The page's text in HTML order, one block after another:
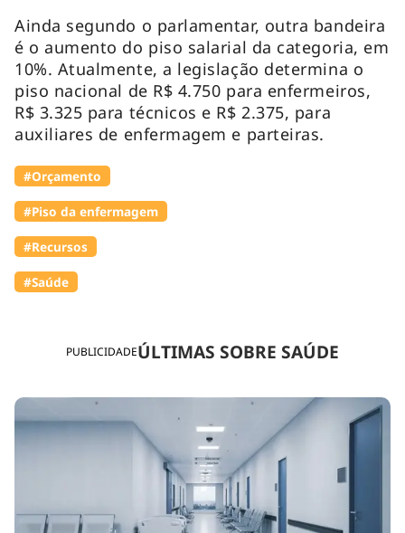
PUBLICIDADEÚLTIMAS SOBRE SAÚDE
Ainda segundo o parlamentar, outra bandeira
é o aumento do piso salarial da categoria, em
10%. Atualmente, a legislação determina o
piso nacional de R$ 4.750 para enfermeiros,
R$ 3.325 para técnicos e R$ 2.375, para
auxiliares de enfermagem e parteiras.
#Orçamento
#Piso da enfermagem
#Recursos
#Saúde